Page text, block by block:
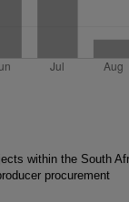
within the South
procurement